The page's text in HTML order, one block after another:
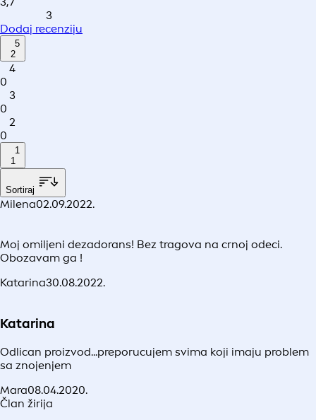
3
Dodaj recenziju
5
2
4
0
3
0
2
0
1
1
Sortiraj
Milena02.09.2022.
Moj omiljeni dezadorans! Bez tragova na crnoj odeci.
Obozavam ga !
Katarina30.08.2022.
Katarina
Odlican proizvod...preporucujem svima koji imaju problem
sa znojenjem
Mara08.04.2020.
Član žirija